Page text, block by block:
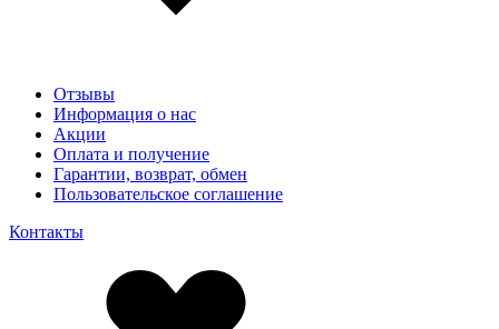
Отзывы
Информация о нас
Акции
Оплата и получение
Гарантии, возврат, обмен
Пользовательское соглашение
Контакты